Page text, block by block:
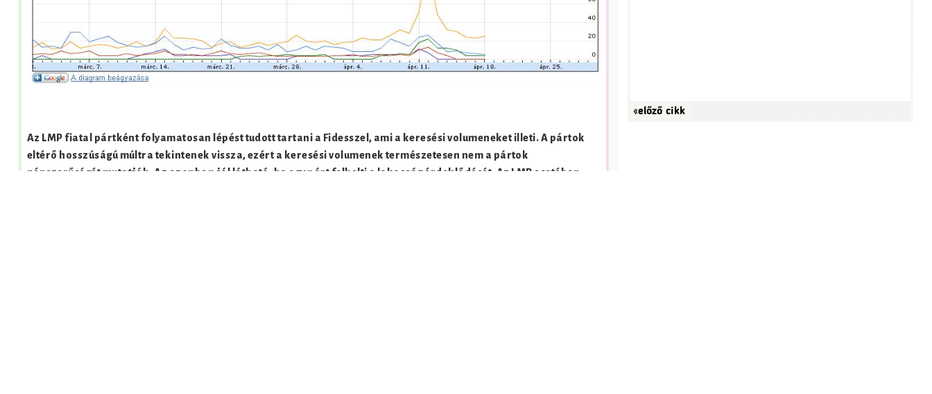
Az LMP fiatal pártként folyamatosan lépést tudott tartani a Fidesszel, ami a keresési volumeneket illeti. A pártok
eltérő hosszúságú múltra tekintenek vissza, ezért a keresési volumenek természetesen nem a pártok
népszerűségét mutatják. Az azonban jól látható, ha egy párt felkelti a lakosság érdeklődését. Az LMP esetében
«előző cikk